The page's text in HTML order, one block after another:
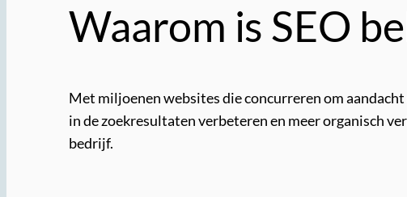
Waarom is SEO
Met miljoenen websites die concurreren om
in de zoekresultaten verbeteren en meer organisch
bedrijf.